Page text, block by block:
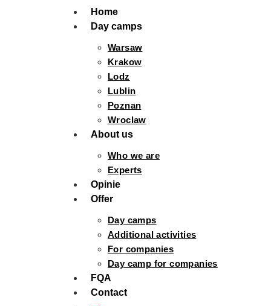
Home
Day camps
Warsaw
Krakow
Lodz
Lublin
Poznan
Wroclaw
About us
Who we are
Experts
Opinie
Offer
Day camps
Additional activities
For companies
Day camp for companies
FQA
Contact